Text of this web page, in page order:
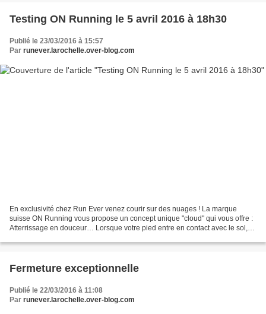
Testing ON Running le 5 avril 2016 à 18h30
Publié le 23/03/2016 à 15:57
Par runever.larochelle.over-blog.com
En exclusivité chez Run Ever venez courir sur des nuages ! La marque
suisse ON Running vous propose un concept unique "cloud" qui vous offre :
Atterrissage en douceur… Lorsque votre pied entre en contact avec le sol,
Fermeture exceptionnelle
Publié le 22/03/2016 à 11:08
Par runever.larochelle.over-blog.com